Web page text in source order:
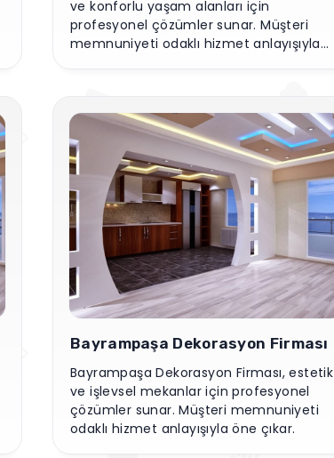
ve konforlu yaşam alanları için
profesyonel çözümler sunar. Müşteri
memnuniyeti odaklı hizmet anlayışıyla
Bayrampaşa Dekorasyon Firması
Bayrampaşa Dekorasyon Firması, estetik
ve işlevsel mekanlar için profesyonel
çözümler sunar. Müşteri memnuniyeti
odaklı hizmet anlayışıyla öne çıkar.